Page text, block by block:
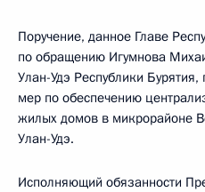
Поручение, данное Главе
по обращению Игумнова
Улан-Удэ Республики Бурятия,
мер по обеспечению
жилых домов в микрорайоне
Улан-Удэ.
Исполняющий обязанности